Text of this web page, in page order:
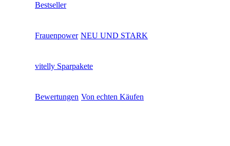
Bestseller
Frauenpower NEU UND STARK
vitelly Sparpakete
Bewertungen Von echten Käufen